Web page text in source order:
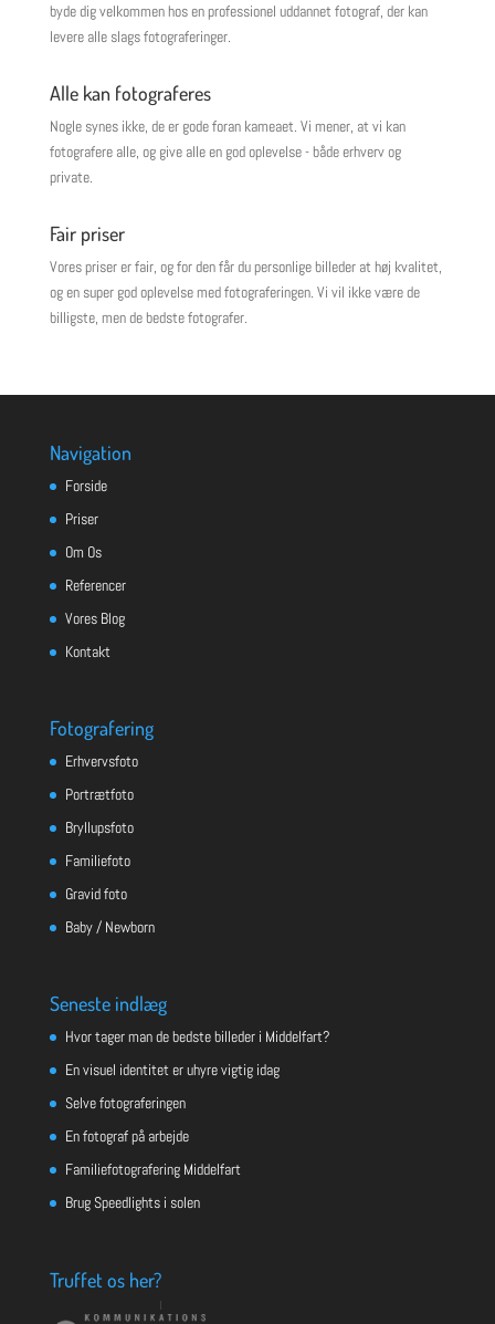
byde dig velkommen hos en professionel uddannet fotograf, der kan
levere alle slags fotograferinger.
Alle kan fotograferes
Nogle synes ikke, de er gode foran kameaet. Vi mener, at vi kan
fotografere alle, og give alle en god oplevelse - både erhverv og
private.
Fair priser
Vores priser er fair, og for den får du personlige billeder at høj kvalitet,
og en super god oplevelse med fotograferingen. Vi vil ikke være de
billigste, men de bedste fotografer.
Navigation
Forside
Priser
Om Os
Referencer
Vores Blog
Kontakt
Fotografering
Erhvervsfoto
Portrætfoto
Bryllupsfoto
Familiefoto
Gravid foto
Baby / Newborn
Seneste indlæg
Hvor tager man de bedste billeder i Middelfart?
En visuel identitet er uhyre vigtig idag
Selve fotograferingen
En fotograf på arbejde
Familiefotografering Middelfart
Brug Speedlights i solen
Truffet os her?